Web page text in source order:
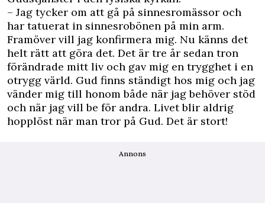
– Jag tycker om att gå på sinnesromässor och
har tatuerat in sinnesrobönen på min arm.
Framöver vill jag konfirmera mig. Nu känns det
helt rätt att göra det. Det är tre år sedan tron
förändrade mitt liv och gav mig en trygghet i en
otrygg värld. Gud finns ständigt hos mig och jag
vänder mig till honom både när jag behöver stöd
och när jag vill be för andra. Livet blir aldrig
hopplöst när man tror på Gud. Det är stort!
Annons